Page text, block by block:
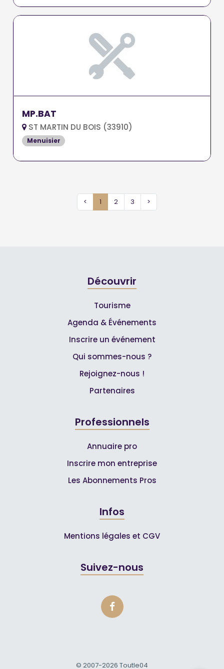
MP.BAT
ST MARTIN DU BOIS (33910)
Menuisier
< 1 2 3 >
Découvrir
Tourisme
Agenda & Événements
Inscrire un événement
Qui sommes-nous ?
Rejoignez-nous !
Partenaires
Professionnels
Annuaire pro
Inscrire mon entreprise
Les Abonnements Pros
Infos
Mentions légales et CGV
Suivez-nous
© 2007-2026 Toutle04